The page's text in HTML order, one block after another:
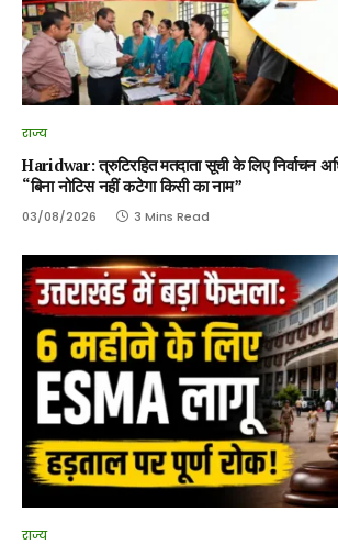
राज्य
Haridwar: त्रुटिरहित मतदाता सूची के लिए निर्वाचन
“बिना नोटिस नहीं कटेगा किसी का नाम”
03/08/2026 3 Mins Read
राज्य